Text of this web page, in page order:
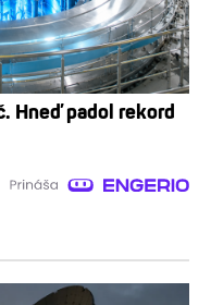
Hneď padol rekord